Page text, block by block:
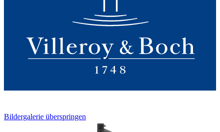
Bildergalerie überspringen